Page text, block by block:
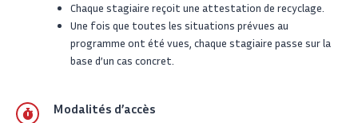
Chaque stagiaire reçoit une attestation de recyclage.
Une fois que toutes les situations prévues au
programme ont été vues, chaque stagiaire passe sur la
base d’un cas concret.
Modalités d’accès